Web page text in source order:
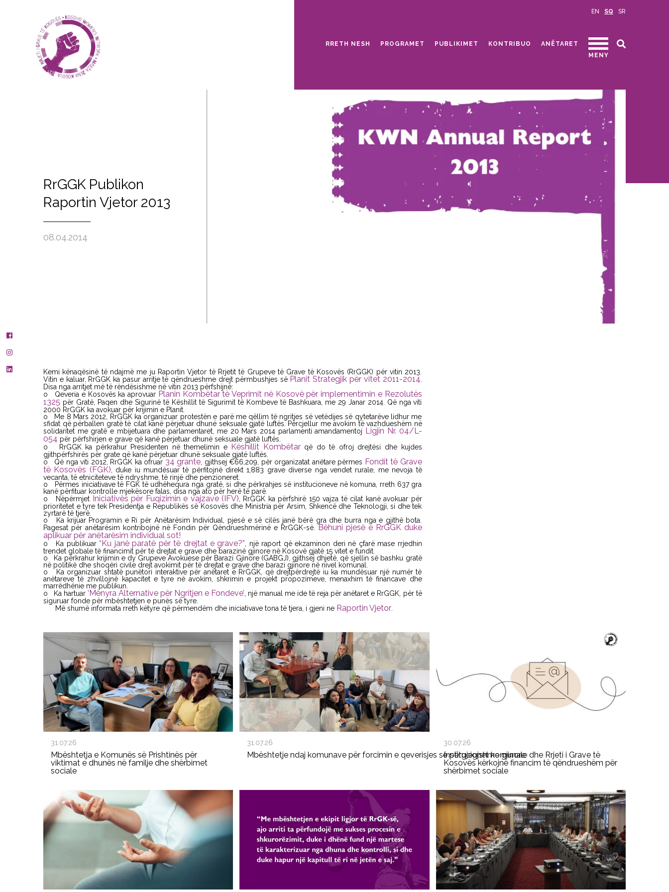
EN SQ SR
RRETH NESH PROGRAMET PUBLIKIMET KONTRIBUO
ANËTARET
MENY
RrGGK Publikon
Raportin Vjetor 2013
08.04.2014
Kemi kënaqësinë të ndajmë me ju Raportin Vjetor të Rrjetit të Grupeve të Grave të Kosovës (RrGGK) për vitin 2013.
Vitin e kaluar, RrGGK ka pasur arritje të qëndrueshme drejt përmbushjes së Planit Strategjik për vitet 2011-2014.
Disa nga arritjet më të rëndësishme në vitin 2013 përfshijnë:
o Qeveria e Kosovës ka aprovuar Planin Kombëtar të Veprimit në Kosovë për implementimin e Rezolutës
1325 për Gratë, Paqen dhe Sigurinë të Këshillit të Sigurimit të Kombeve të Bashkuara, me 29 Janar 2014. Që nga viti
2000 RrGGK ka avokuar për krijimin e Planit.
o Me 8 Mars 2012, RrGGK ka organizuar protestën e parë me qëllim të ngritjes së vetëdijes së qytetarëve lidhur me
sfidat që përballen gratë të cilat kanë përjetuar dhunë seksuale gjatë luftës. Përcjellur me avokim të vazhdueshëm në
solidaritet me gratë e mbijetuara dhe parlamentaret, me 20 Mars 2014 parlamenti amandamentoj
Ligjin Nr. 04/L-
054 për përfshirjen e grave që kanë përjetuar dhunë seksuale gjatë luftës.
o RrGGK ka përkrahur Presidenten në themelimin e
Këshillit Kombëtarqë do të ofroj drejtësi dhe kujdes
gjithpërfshirës për grate që kanë përjetuar dhunë seksuale gjatë luftës.
o Që nga viti 2012, RrGGK ka ofruar 34 grante, gjithsej €66,209, për organizatat anëtare përmes Fondit të Grave
të Kosovës (FGK), duke iu mundësuar të përfitojnë direkt 1,883 grave diverse nga vendet rurale, me nevoja të
vecanta, të etniciteteve të ndryshme, të rinjë dhe penzioneret.
o Përmes iniciativave të FGK të udhëhequra nga gratë, si dhe përkrahjes së institucioneve në komuna, rreth 637 gra
kanë përfituar kontrolle mjekësore falas, disa nga ato për herë të parë.
o Nëpërmjet
Iniciativës për Fuqizimin e vajzave (IFV), RrGGK ka përfshirë 150 vajza të cilat kanë avokuar për
prioritetet e tyre tek Presidentja e Republikës së Kosovës dhe Ministria për Arsim, Shkencë dhe Teknologji, si dhe tek
zyrtarë të tjerë.
o Ka krijuar Programin e Ri për Anëtarësim Individual, pjesë e së cilës janë bërë gra dhe burra nga e gjithë bota.
Pagesat për anëtarësim kontribojnë në Fondin për Qëndrueshmërinë e RrGGK-së.
Bëhuni pjesë e RrGGK duke
aplikuar për anëtarësim individual sot!
o Ka publikuar“Ku janë paratë për të drejtat e grave?”, një raport që ekzaminon deri në çfarë mase rrjedhin
trendet globale të financimit për të drejtat e grave dhe barazinë gjinore në Kosovë gjatë 15 vitet e fundit.
o Ka përkrahur krijimin e dy Grupeve Avokuese për Barazi Gjinore (GABGJ), gjithsej dhjetë, që sjellin së bashku gratë
në politikë dhe shoqëri civile drejt avokimit për të drejtat e grave dhe barazi gjinore në nivel komunal.
o Ka organizuar shtatë punëtori interaktive për anëtaret e RrGGK, që drejtpërdrejtë iu ka mundësuar një numër të
anëtareve të zhvillojnë kapacitet e tyre në avokim, shkrimin e projekt propozimeve, menaxhim të financave dhe
marrëdhënie me publikun.
o Ka hartuar‘Mënyra Alternative për Ngritjen e Fondeve’, një manual me ide të reja për anëtaret e RrGGK, për të
siguruar fonde për mbështetjen e punës së tyre.
Më shumë informata rreth këtyre që përmendëm dhe iniciativave tona të tjera, i gjeni ne Raportin Vjetor.
31.07.26
Mbështetja e Komunës së Prishtinës për
viktimat e dhunës në familje dhe shërbimet
sociale
31.07.26
Mbështetje ndaj komunave për forcimin e qeverisjes së përgjegjshme gjinore
30.07.26
Institucionet komunale dhe Rrjeti i Grave të
Kosovës kërkojnë financim të qëndrueshëm për
shërbimet sociale